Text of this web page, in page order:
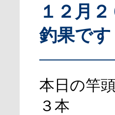
１２月
釣果です
本日の竿
３本